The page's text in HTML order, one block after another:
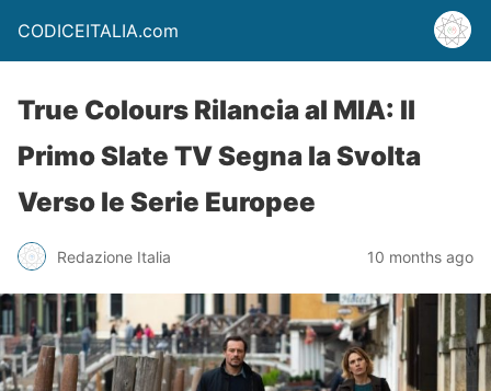
CODICEITALIA.com
True Colours Rilancia al MIA: Il
Primo Slate TV Segna la Svolta
Verso le Serie Europee
Redazione Italia 10 months ago